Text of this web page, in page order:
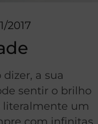
2017
a sua
sentir o brilho
literalmente um
com infinitas